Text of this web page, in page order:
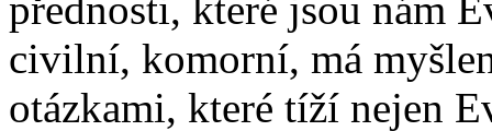
civilní, komorní, má
otázkami, které tíží nejen